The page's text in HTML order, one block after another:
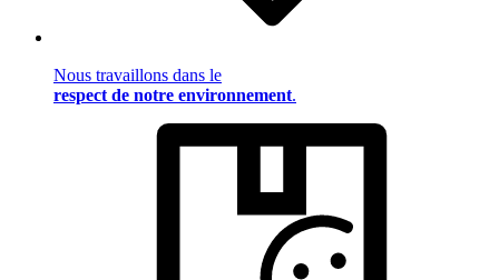
Nous travaillons dans le
respect de notre environnement.